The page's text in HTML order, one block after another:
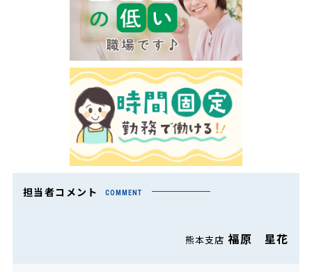
担当者コメント COMMENT
熊本支店福原 星花